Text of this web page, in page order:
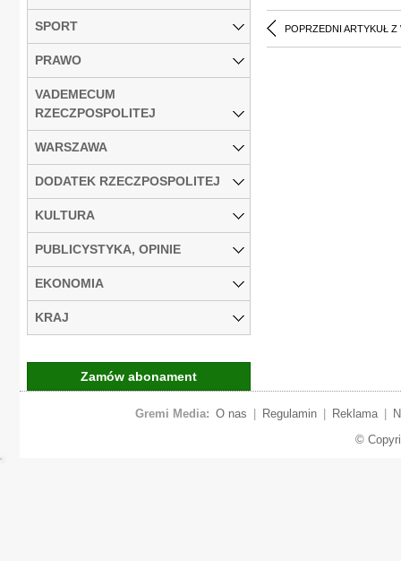
POPRZEDNI ARTYKUŁ Z
SPORT
PRAWO
VADEMECUM
RZECZPOSPOLITEJ
WARSZAWA
DODATEK RZECZPOSPOLITEJ
KULTURA
PUBLICYSTYKA, OPINIE
EKONOMIA
KRAJ
Zamów abonament
Gremi Media: O nas Regulamin Reklama
©